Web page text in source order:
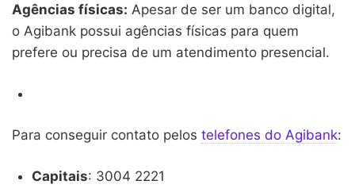
Agências físicas: Apesar de ser um banco digital,
o Agibank possui agências físicas para quem
prefere ou precisa de um atendimento presencial.
Para conseguir contato pelos telefones do Agibank:
Capitais: 3004 2221